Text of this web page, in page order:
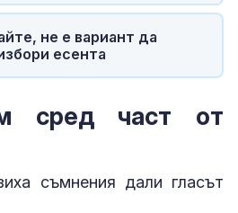
не е вариант да
есента
сред част от
съмнения дали гласът